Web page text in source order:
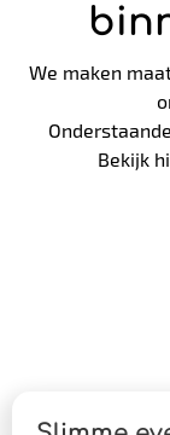
We maken
Bekijk